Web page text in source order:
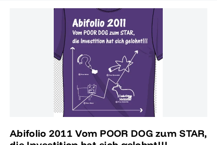
Bildergalerie überspringen
Abifolio 2011 Vom POOR DOG zum STAR,